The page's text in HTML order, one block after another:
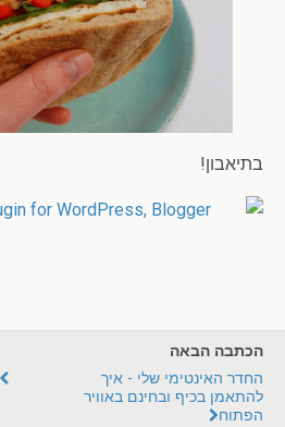
בתיאבון!
הכתבה הבאה
החדר האינטימי שלי - איך
להתאמן בכיף ובחינם באוויר
הפתוח